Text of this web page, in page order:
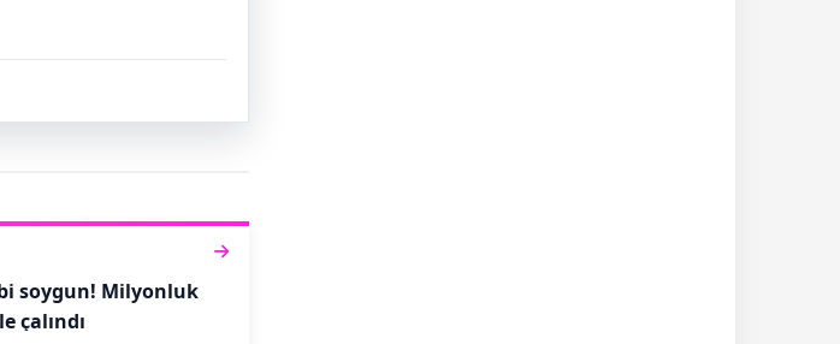
soygun! Milyonluk
çalındı